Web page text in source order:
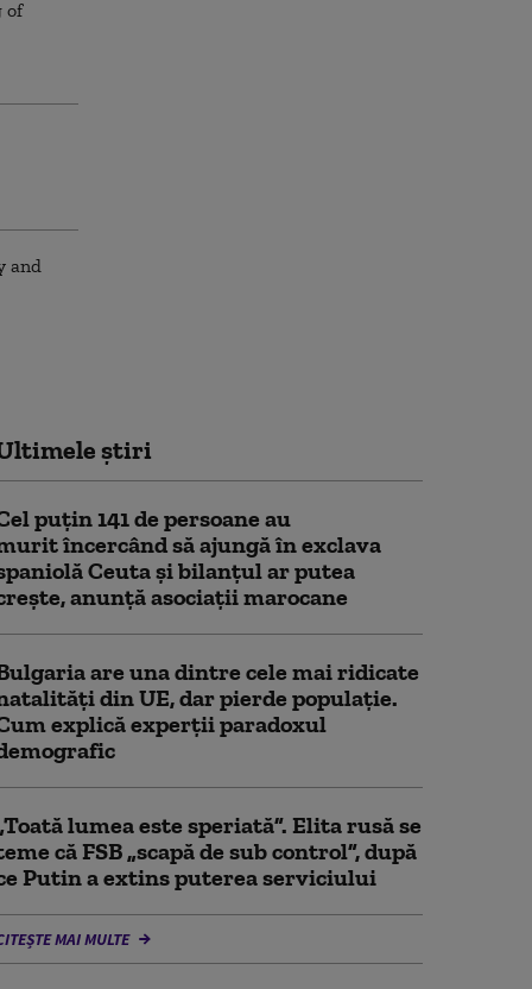
știri
puţin 141 de persoane au
încercând să ajungă în exclava
Ceuta şi bilanţul ar putea
anunță asociații marocane
are una dintre cele mai ridicate
din UE, dar pierde populație.
explică experții paradoxul
lumea este speriată”. Elita rusă se
că FSB „scapă de sub control”, după
Putin a extins puterea serviciului
MAI MULTE